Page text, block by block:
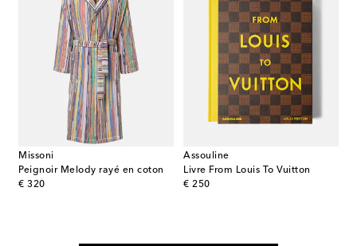
Missoni
Peignoir Melody rayé en coton
€ 320
original price
Assouline
Livre From Louis To Vuitton
€ 250
original price